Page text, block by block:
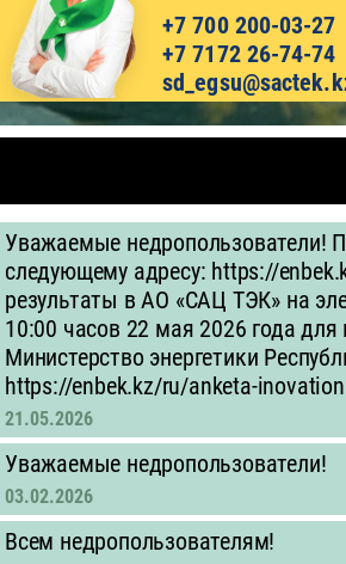
+7 700 200-03-27
+7 7172 26-74-74
Уважаемые недропользователи!
следующему адресу: https://
результаты в АО «САЦ ТЭК» на
10:00 часов 22 мая 2026 года
Министерство энергетики
https://enbek.kz/ru/anketa-
21.05.2026
Уважаемые недропользователи!
03.02.2026
Всем недропользователям!